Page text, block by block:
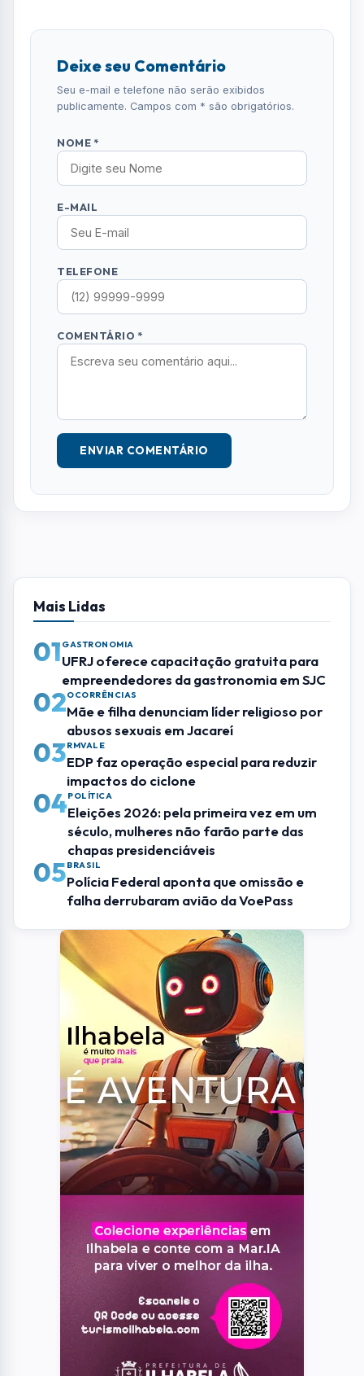
Deixe seu Comentário
Seu e-mail e telefone não serão exibidos
publicamente. Campos com * são obrigatórios.
NOME *
E-MAIL
TELEFONE
COMENTÁRIO *
ENVIAR COMENTÁRIO
Mais Lidas
01 GASTRONOMIA
UFRJ oferece capacitação gratuita para
empreendedores da gastronomia em SJC
02OCORRÊNCIAS
Mãe e filha denunciam líder religioso por
abusos sexuais em Jacareí
03RMVALE
EDP faz operação especial para reduzir
impactos do ciclone
04POLÍTICA
Eleições 2026: pela primeira vez em um
século, mulheres não farão parte das
chapas presidenciáveis
05BRASIL
Polícia Federal aponta que omissão e
falha derrubaram avião da VoePass